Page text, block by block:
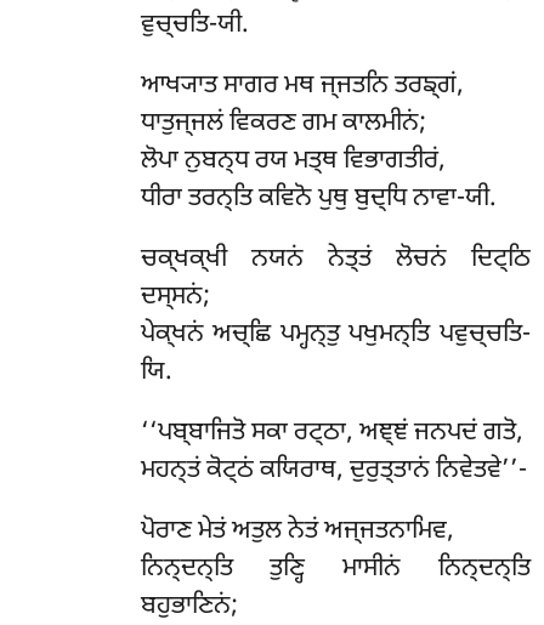
ਵੁਚ੍ਚਤਿ-ਯੀ.
ਆਖ੍ਯਾਤਸਾਗਰ ਮਥ ਜ੍ਜਤਨਿ ਤਰਙ੍ਗਂ,
ਧਾਤੁਜ੍ਜਲਂ ਵਿਕਰਣ ਗਮ ਕਾਲਮੀਨਂ;
ਲੋਪਾ ਨੁਬਨ੍ਧ ਰਯ ਮਤ੍ਥ ਵਿਭਾਗਤੀਰਂ,
ਧੀਰਾ ਤਰਨ੍ਤਿ ਕਵਿਨੋ ਪੁਥੁ ਬੁਦ੍ਧਿ ਨਾਵਾ-ਯੀ.
ਚਕ੍ਖਕ੍ਖੀਨਯਨਂ ਨੇਤ੍ਤਂ ਲੋਚਨਂ ਦਿਟ੍ਠਿ
ਦਸ੍ਸਨਂ;
ਪੇਕ੍ਖਨਂ ਅਚ੍ਛਿ ਪਮ੍ਹਨ੍ਤੁ ਪਖੁਮਨ੍ਤਿ ਪਵੁਚ੍ਚਤਿ-
ਯਿ.
‘‘ਪਬ੍ਬਾਜਿਤੋਸਕਾ ਰਟ੍ਠਾ, ਅਞ੍ਞਂ ਜਨਪਦਂ ਗਤੋ,
ਮਹਨ੍ਤਂ ਕੋਟ੍ਠਂ ਕਯਿਰਾਥ, ਦੁਰੁਤ੍ਤਾਨਂ ਨਿਵੇਤਵੇ’’-
ਪੋਰਾਣਮੇਤਂ ਅਤੁਲ ਨੇਤਂ ਅਜ੍ਜਤਨਾਮਿਵ,
ਨਿਨ੍ਦਨ੍ਤਿ ਤੁਣ੍ਹਿ ਮਾਸੀਨਂ ਨਿਨ੍ਦਨ੍ਤਿ
ਬਹੁਭਾਣਿਨਂ;